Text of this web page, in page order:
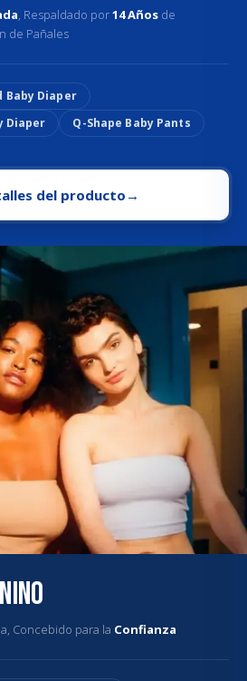
, Respaldado por14 Años de
de Pañales
Baby Diaper
Diaper
Q-Shape Baby Pants
del producto →
Concebido para la Confianza